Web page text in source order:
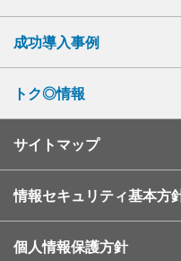
成功導入事例
トク◎情報
サイトマップ
情報セキュリティ基本方
個人情報保護方針